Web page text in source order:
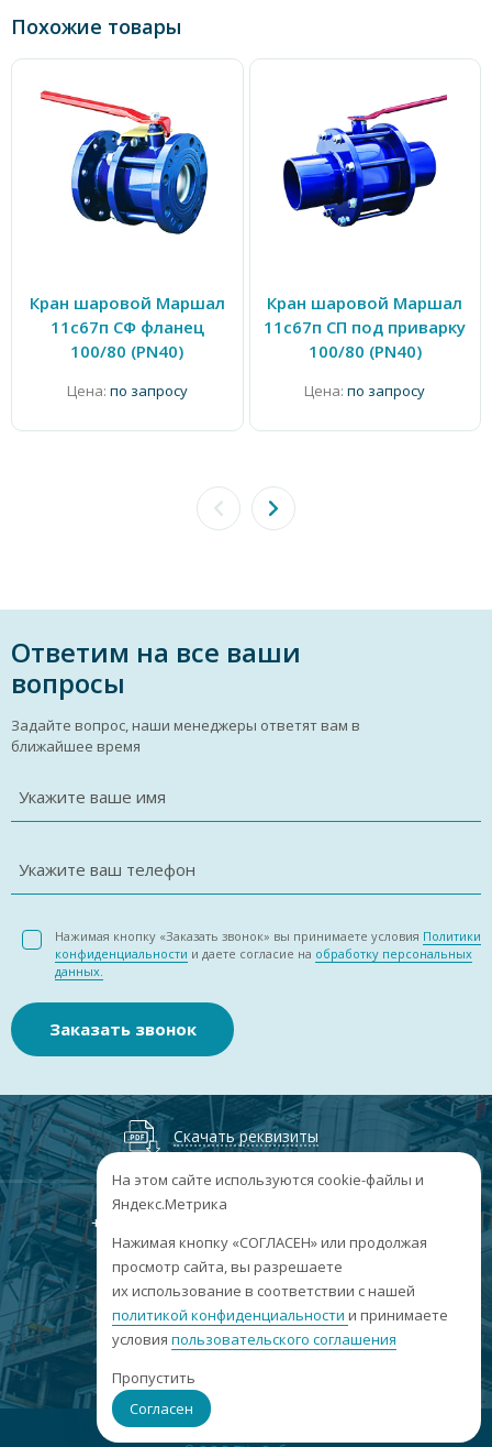
Похожие товары
Кран шаровой Маршал
11с67п СФ фланец
100/80 (PN40)
Цена: по запросу
Кран шаровой Маршал
11с67п СП под приварку
100/80 (PN40)
Цена: по запросу
Ответим на все ваши
вопросы
Задайте вопрос, наши менеджеры ответят вам в
ближайшее время
Укажите ваше имя
Укажите ваш телефон
Нажимая кнопку «Заказать звонок» вы принимаете условия Политики
конфиденциальности и даете согласие на обработку персональных
данных.
Заказать звонок
Скачать реквизиты
+7
г. Барнаул, пр. Ленина, 158А, Н1/204
пн-пт: 09:00-17:00
сб-вс: выходные
info@sibar22.ru
На этом сайте используются cookie-файлы и
Яндекс.Метрика
Нажимая кнопку «СОГЛАСЕН» или продолжая
просмотр сайта, вы разрешаете
их использование в соответствии с нашей
политикой конфиденциальности и принимаете
условия пользовательского соглашения
Пропустить
Согласен